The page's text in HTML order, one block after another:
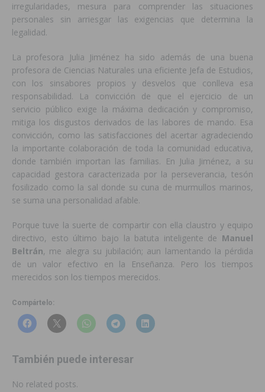
irregularidades, mesura para comprender las situaciones
personales sin arriesgar las exigencias que determina la
legalidad.
La profesora Julia Jiménez ha sido además de una buena
profesora de Ciencias Naturales una eficiente Jefa de Estudios,
con los sinsabores propios y desvelos que conlleva esa
responsabilidad. La convicción de que el ejercicio de un
servicio público exige la máxima dedicación y compromiso,
mitiga los disgustos derivados de las labores de mando. Esa
convicción, como las satisfacciones del acertar agradeciendo
la importante colaboración de toda la comunidad educativa,
donde también importan las familias. En Julia Jiménez, a su
capacidad gestora caracterizada por la perseverancia, tesón
fosilizado como la sal donde su cuna de murmullos marinos,
se suma una personalidad afable.
Porque tuve la suerte de compartir con ella claustro y equipo
directivo, esto último bajo la batuta inteligente de Manuel
Beltrán, me alegra su jubilación; aun lamentando la pérdida
de un valor efectivo en la Enseñanza. Pero los tiempos
merecidos son los tiempos merecidos.
Compártelo:
También puede interesar
No related posts.